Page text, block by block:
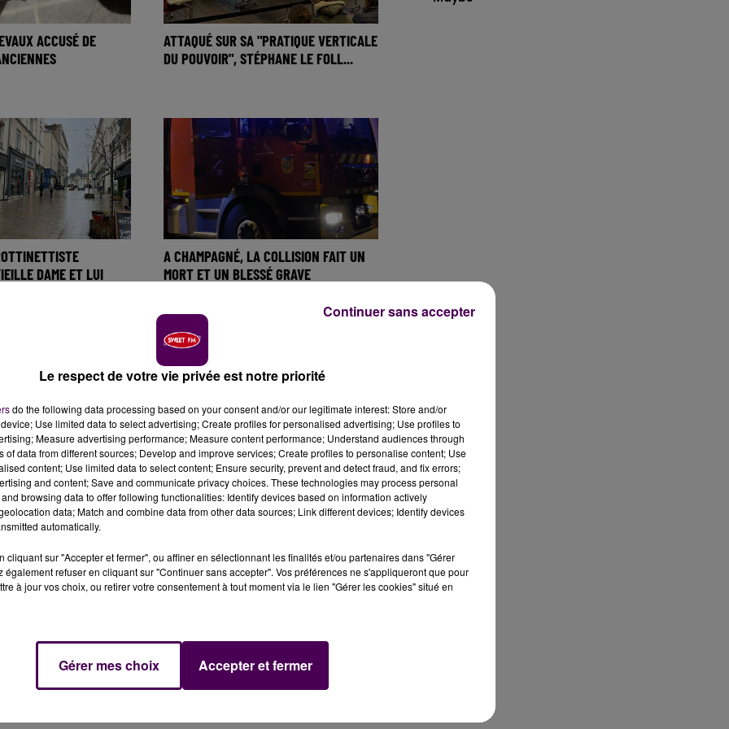
ACCUSÉ DE
ATTAQUÉ SUR SA "PRATIQUE VERTICALE
DU POUVOIR", STÉPHANE LE FOLL...
DAME ET LUI
A CHAMPAGNÉ, LA COLLISION FAIT UN
MORT ET UN BLESSÉ GRAVE
ET SANS PERMIS,
APRÈS UNE...
DANY LEPRINCE : "LA ROUTE EST
ENCORE LONGUE"
LA CAMBRIOLER, IL SE
DANS UNE RÉSERVE
SAINTE-CÉROTTE : LA COLLISION FAIT
TROIS BLESSÉS
Le respect de votre vie privée est notre priorité
do the following data processing based on your consent and/or our legitimate interest: Store and/or
Use limited data to select advertising; Create profiles for personalised advertising; Use profiles to
Measure advertising performance; Measure content performance; Understand audiences through
of data from different sources; Develop and improve services; Create profiles to personalise content; Use
content; Use limited data to select content; Ensure security, prevent and detect fraud, and fix errors;
and content; Save and communicate privacy choices. These technologies may process personal
browsing data to offer following functionalities: Identify devices based on information actively
data; Match and combine data from other data sources; Link different devices; Identify devices
automatically.
cliquant sur "Accepter et fermer", ou affiner en sélectionnant les finalités et/ou partenaires dans "Gérer
également refuser en cliquant sur "Continuer sans accepter". Vos préférences ne s'appliqueront que pour
à jour vos choix, ou retirer votre consentement à tout moment via le lien "Gérer les cookies" situé en
Gérer mes choix Accepter et fermer
Continuer sans accepter